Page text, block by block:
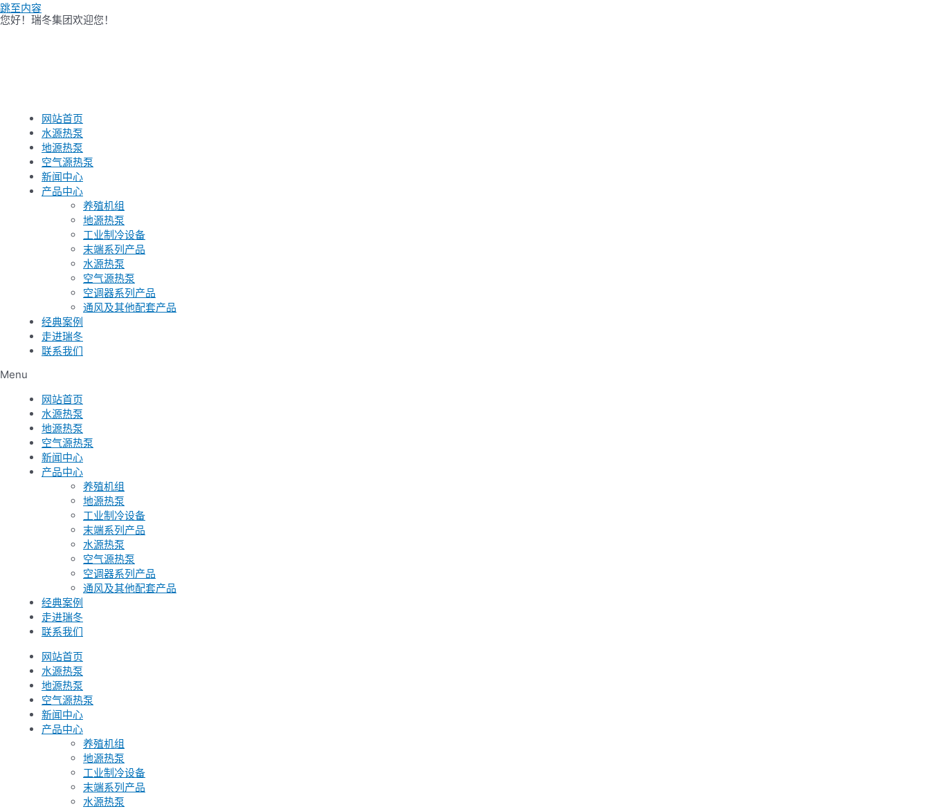
跳至内容
您好！瑞冬集团欢迎您！
网站首页
水源热泵
地源热泵
空气源热泵
新闻中心
产品中心
养殖机组
地源热泵
工业制冷设备
末端系列产品
水源热泵
空气源热泵
空调器系列产品
通风及其他配套产品
经典案例
走进瑞冬
联系我们
Menu
网站首页
水源热泵
地源热泵
空气源热泵
新闻中心
产品中心
养殖机组
地源热泵
工业制冷设备
末端系列产品
水源热泵
空气源热泵
空调器系列产品
通风及其他配套产品
经典案例
走进瑞冬
联系我们
网站首页
水源热泵
地源热泵
空气源热泵
新闻中心
产品中心
养殖机组
地源热泵
工业制冷设备
末端系列产品
水源热泵